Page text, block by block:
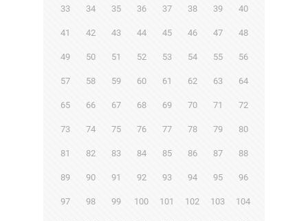
33 34 35 36 37 38 39 40
41 42 43 44 45 46 47 48
49 50 51 52 53 54 55 56
57 58 59 60 61 62 63 64
65 66 67 68 69 70 71 72
73 74 75 76 77 78 79 80
81 82 83 84 85 86 87 88
89 90 91 92 93 94 95 96
97 98 99 100 101 102 103 104